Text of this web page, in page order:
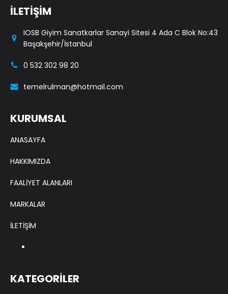
İLETİŞİM
IOSB Giyim Sanatkarlar Sanayi Sitesi 4 Ada C Blok No:43
Başakşehir/İstanbul
0 532 302 98 20
temelrulman@hotmail.com
KURUMSAL
ANASAYFA
HAKKIMIZDA
FAALİYET ALANLARI
MARKALAR
İLETİŞİM
KATEGORİLER